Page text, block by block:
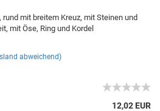
mit breitem Kreuz, mit Steinen und
mit Öse, Ring und Kordel
abweichend)
12,02 EUR